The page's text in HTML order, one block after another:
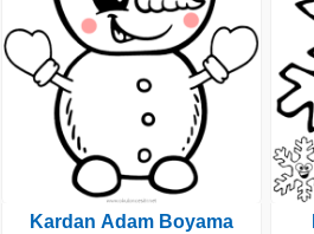
Kardan Adam Boyama